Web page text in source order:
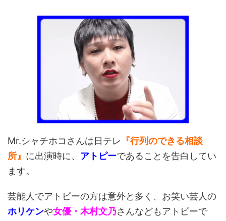
Mr.シャチホコさんは日テレ 『行列のできる相談
所』 に出演時に、 アトピーであることを告白してい
ます。
芸能人でアトピーの方は意外と多く、お笑い芸人の
ホリケンや女優・木村文乃さんなどもアトピーで